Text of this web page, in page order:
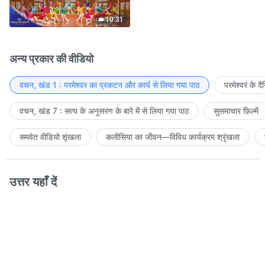
10:31
अन्य प्रकार की वीडियो
वचन, खंड 1 : परमेश्वर का प्रकटन और कार्य से लिया गया पाठ परमेश्वर के
वचन, खंड 7 : सत्य के अनुसरण के बारे में से लिया गया पाठ सुसमाचार फ़िल्में
समवेत वीडियो शृंखला कलीसिया का जीवन—विविध कार्यक्रम श्रृंखला
उत्तर यहाँ दें